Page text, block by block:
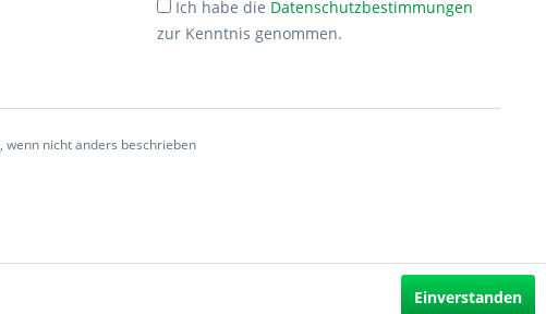
Ich habe die Datenschutzbestimmungen
zur Kenntnis genommen.
nicht anders beschrieben
Einverstanden